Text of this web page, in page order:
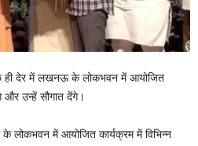
ही देर में लखनऊ के लोकभवन में आयोजित
और उन्हें सौगात देंगे।
लोकभवन में आयोजित कार्यक्रम में विभिन्न